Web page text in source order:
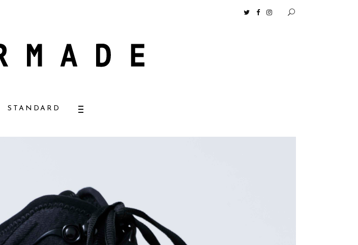
【エバーメイドショップ】［ムロセンツ］の生活に馴染むディフューザーナチュラルコスメ好きに一押し！ 松本
STANDARD